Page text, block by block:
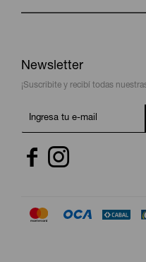
Newsletter
¡Suscribite y recibí todas
 